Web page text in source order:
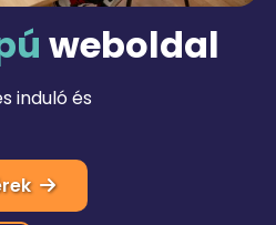
weboldal
induló és